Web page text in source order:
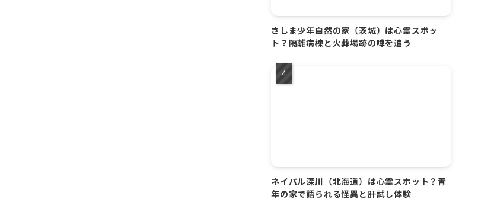
さしま少年自然の家（茨城）は心霊スポッ
ト？隔離病棟と火葬場跡の噂を追う
ネイパル深川（北海道）は心霊スポット？青
年の家で語られる怪異と肝試し体験